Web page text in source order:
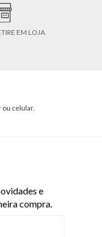
EM LOJA
ou celular.
e
compra.